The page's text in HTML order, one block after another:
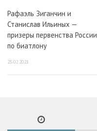
Рафаэль Зиганчин и
Станислав Ильиных —
призеры первенства России
по биатлону
25.02.2021